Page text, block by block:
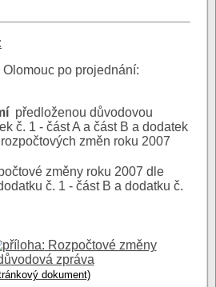
po projednání:
předloženou důvodovou
č. 1 - část A a část B a dodatek
změn roku 2007
změny roku 2007 dle
č. 1 - část B a dodatku č.
Rozpočtové změny
zpráva
dokument)